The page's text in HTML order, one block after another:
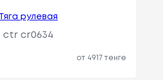
Тяга рулевая
ctr cr0634
от 4917 тенге